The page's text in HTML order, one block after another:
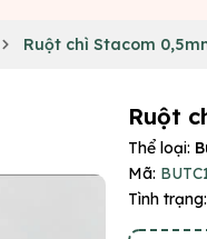
Ruột chì Stacom
Ruột
Thể loại:
Mã:
Tình trạng: